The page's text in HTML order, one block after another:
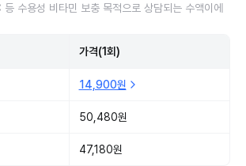
수용성 비타민 보충 목적으로 상담되는 수액이에
가격(1회)
14,900원
50,480원
47,180원